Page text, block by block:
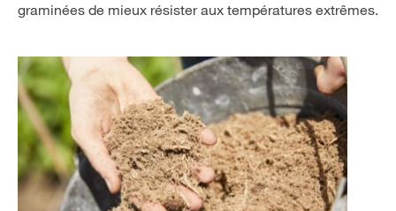
graminées de mieux résister aux températures extrêmes.